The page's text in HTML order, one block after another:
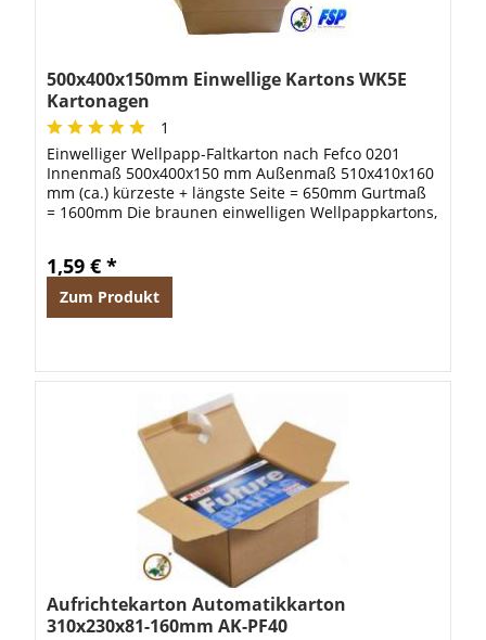
500x400x150mm Einwellige Kartons WK5E
Kartonagen
1
Einwelliger Wellpapp-Faltkarton nach Fefco 0201
Innenmaß 500x400x150 mm Außenmaß 510x410x160
mm (ca.) kürzeste + längste Seite = 650mm Gurtmaß
= 1600mm Die braunen einwelligen Wellpappkartons,
1,59 € *
Zum Produkt
Aufrichtekarton Automatikkarton
310x230x81-160mm AK-PF40